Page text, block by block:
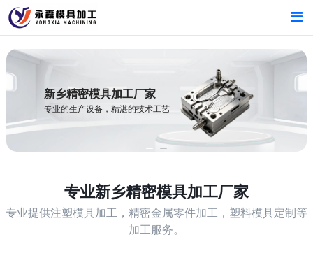
首页
产品中心
新闻中心
首页
产品中心
新闻中心
新乡精密模具加工厂家
专业的生产设备，精湛的技术工艺
专业新乡精密模具加工厂家
专业提供注塑模具加工，精密金属零件加工，塑料模具定制等
加工服务。